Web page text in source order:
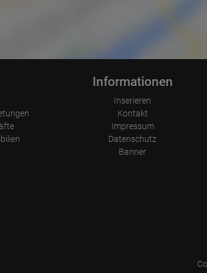
oder hat er
Ort der
Informationen
Inserieren
Kontakt
Impressum
Datenschutz
Banner